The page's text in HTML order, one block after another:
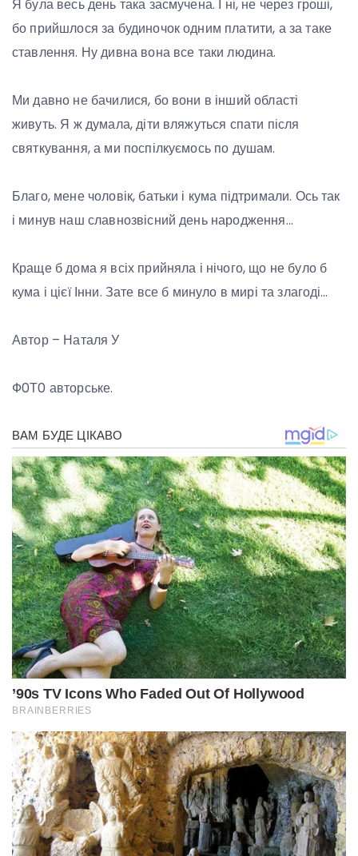
Я була весь день така засмучена. І ні, не через гроші,
бо прийшлося за будиночок одним платити, а за таке
ставлення. Ну дивна вона все таки людина.
Ми давно не бачилися, бо вони в інший області
живуть. Я ж думала, діти вляжуться спати після
святкування, а ми поспілкуємось по душам.
Благо, мене чоловік, батьки і кума підтримали. Ось так
і минув наш славнозвісний день народження…
Краще б дома я всіх прийняла і нічого, що не було б
кума і цієї Інни. Зате все б минуло в мирі та злагоді…
Автор – Наталя У
Ф0Т0 авторське.